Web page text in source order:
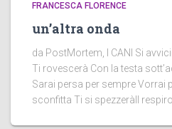
FRANCESCA FLORENCE
un’altra onda
da PostMortem, I CANI Si
Ti rovescerà Con la testa
Sarai persa per sempre Vorrai
sconfitta Ti si spezzeràIl